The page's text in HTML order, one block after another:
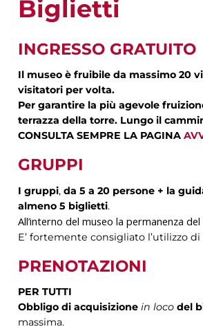
Biglietti
INGRESSO GRATUITO
Il museo è fruibile da massimo 20
visitatori per volta.
Per garantire la più agevole
terrazza della torre. Lungo il
CONSULTA SEMPRE LA PAGINA
GRUPPI
I gruppi, da 5 a 20 persone + la
almeno 5 biglietti.
All’interno del museo la permanenza
E’ fortemente consigliato l’utilizzo
PRENOTAZIONI
PER TUTTI
Obbligo di acquisizione in loco del
massima.